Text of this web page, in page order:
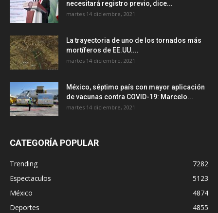
necesitará registro previo, dice...
martes 14 diciembre, 2021
La trayectoria de uno de los tornados más
mortíferos de EE.UU....
martes 14 diciembre, 2021
México, séptimo país con mayor aplicación
de vacunas contra COVID-19: Marcelo...
martes 14 diciembre, 2021
CATEGORÍA POPULAR
Trending
7282
Espectaculos
5123
México
4874
Deportes
4855